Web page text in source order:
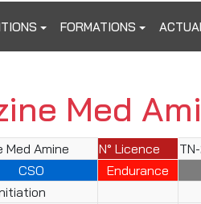
FORMATIONS
Med
Med Amine N° Licence
CSO Endurance